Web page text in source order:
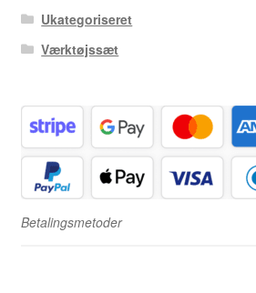
Ukategoriseret
Værktøjssæt
Betalingsmetoder